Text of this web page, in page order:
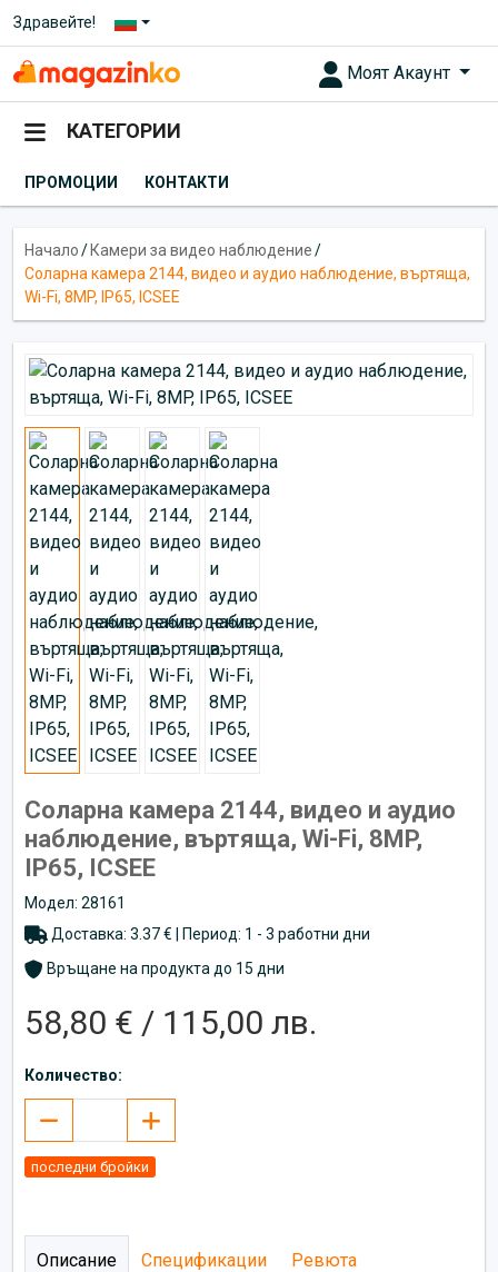
Здравейте!
Моят Акаунт
КАТЕГОРИИ
ПРОМОЦИИ КОНТАКТИ
Начало/ Камери за видео наблюдение/
Соларна камера 2144, видео и аудио наблюдение, въртяща,
Wi-Fi, 8MP, IP65, ICSEE
Соларна камера 2144, видео и аудио
наблюдение, въртяща, Wi-Fi, 8MP,
IP65, ICSEE
Модел: 28161
Доставка: 3.37 € | Период: 1 - 3 работни дни
Връщане на продукта до 15 дни
58,80 € / 115,00 лв.
Количество:
последни бройки
Описание Спецификации Ревюта